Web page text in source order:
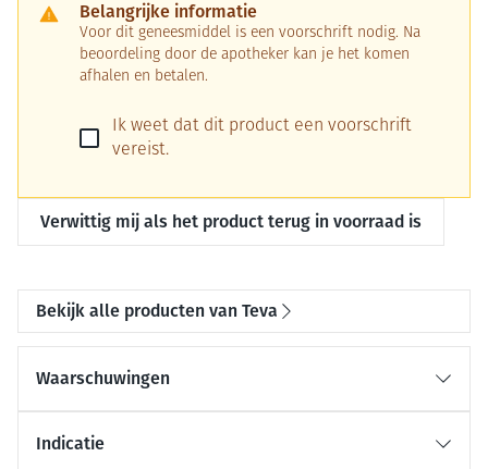
Belangrijke informatie
Voor dit geneesmiddel is een voorschrift nodig. Na
beoordeling door de apotheker kan je het komen
afhalen en betalen.
Ik weet dat dit product een voorschrift
vereist.
Verwittig mij als het product terug in voorraad is
Bekijk alle producten van Teva
Waarschuwingen
Indicatie